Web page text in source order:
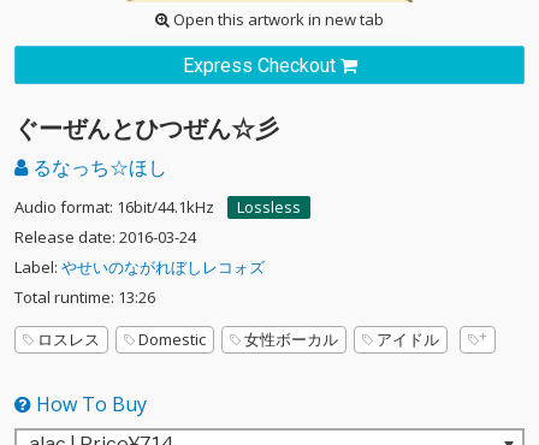
Open this artwork in new tab
Express Checkout
ぐーぜんとひつぜん☆彡
るなっち☆ほし
Audio format: 16bit/44.1kHz
Lossless
Release date: 2016-03-24
Label: やせいのながれぼしレコォズ
Total runtime: 13:26
ロスレス
Domestic 女性ボーカル アイドル
How To Buy